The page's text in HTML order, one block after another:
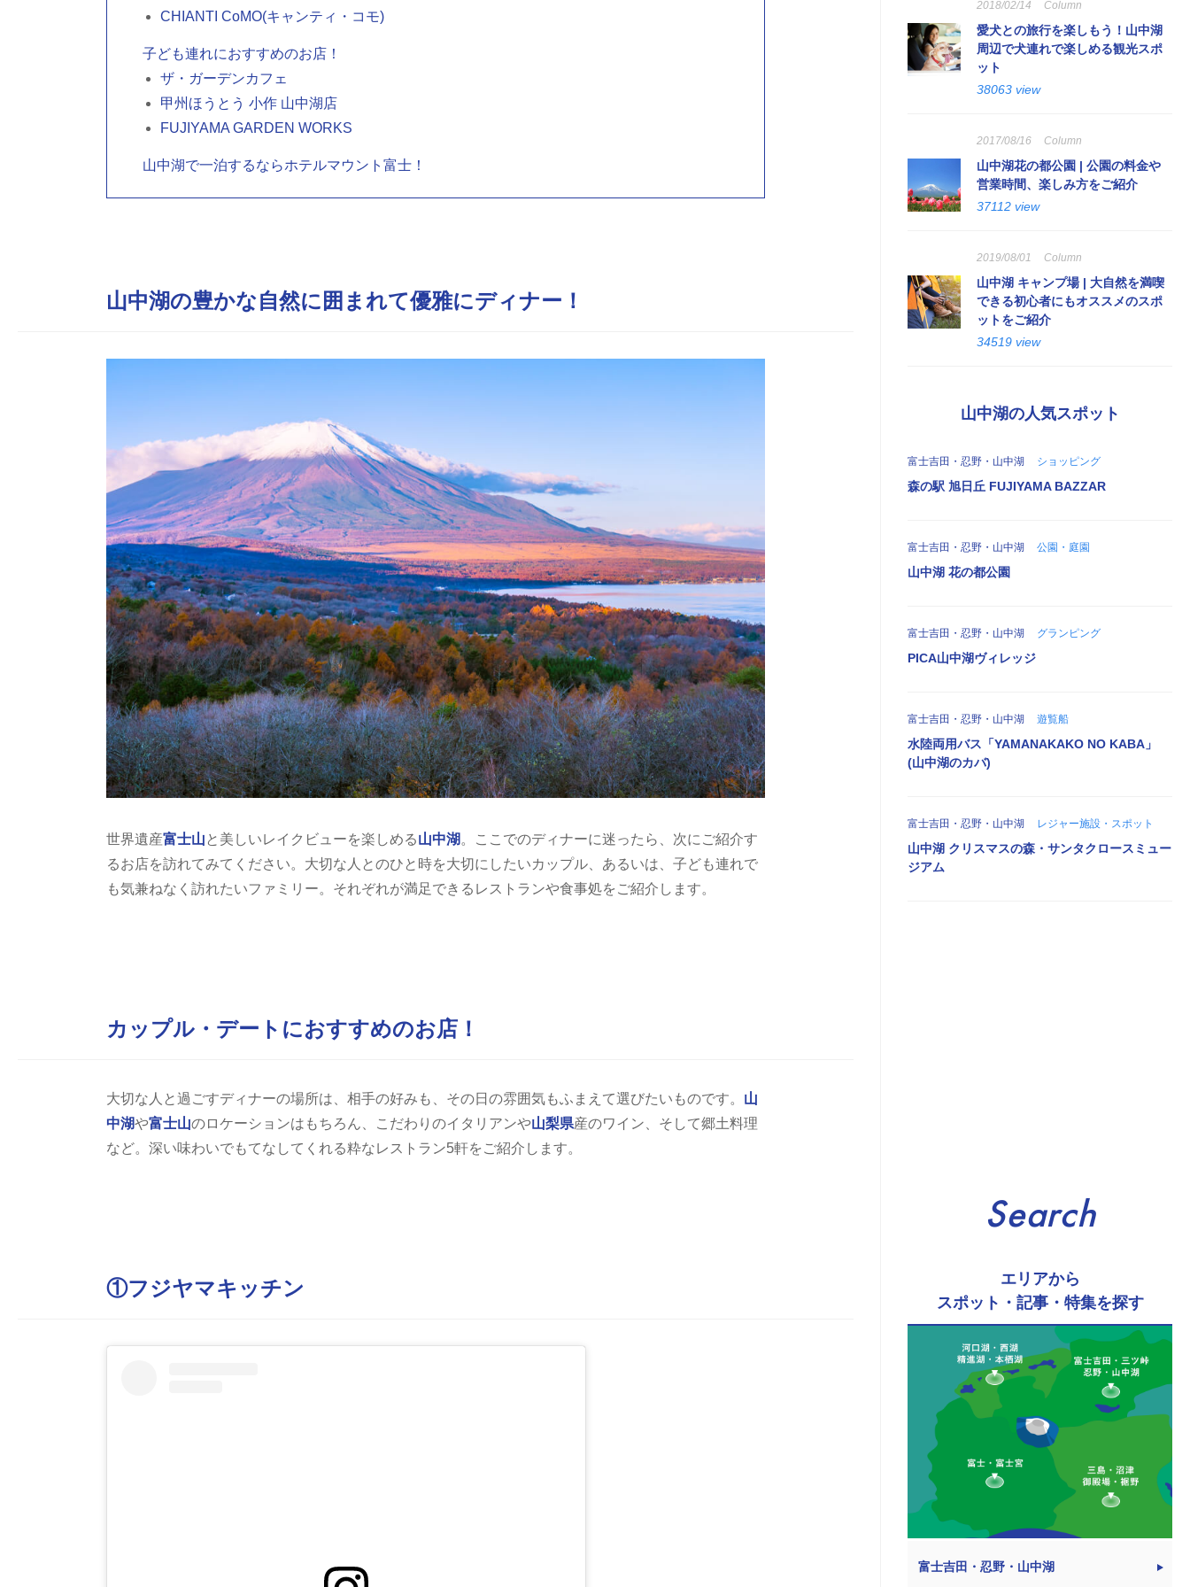
CHIANTI CoMO(キャンティ・コモ)
子ども連れにおすすめのお店！
ザ・ガーデンカフェ
甲州ほうとう 小作 山中湖店
FUJIYAMA GARDEN WORKS
山中湖で一泊するならホテルマウント富士！
山中湖の豊かな自然に囲まれて優雅にディナー！
世界遺産富士山 と美しいレイクビューを楽しめる山中湖。ここでのディナーに迷ったら、次にご紹介す
るお店を訪れてみてください。大切な人とのひと時を大切にしたいカップル、あるいは、子ども連れで
も気兼ねなく訪れたいファミリー。それぞれが満足できるレストランや食事処をご紹介します。
カップル・デートにおすすめのお店！
大切な人と過ごすディナーの場所は、相手の好みも、その日の雰囲気もふまえて選びたいものです。 山
中湖や富士山のロケーションはもちろん、こだわりのイタリアンや山梨県産のワイン、そして郷土料理
など。深い味わいでもてなしてくれる粋なレストラン5軒をご紹介します。
①フジヤマキッチン
2018/02/14 Column
愛犬との旅行を楽しもう！山中湖
周辺で犬連れで楽しめる観光スポ
ット
38063 view
2017/08/16 Column
山中湖花の都公園 | 公園の料金や
営業時間、楽しみ方をご紹介
37112 view
2019/08/01 Column
山中湖 キャンプ場 | 大自然を満喫
できる初心者にもオススメのスポ
ットをご紹介
34519 view
山中湖の人気スポット
富士吉田・忍野・山中湖 ショッピング
森の駅 旭日丘 FUJIYAMA BAZZAR
富士吉田・忍野・山中湖 公園・庭園
山中湖 花の都公園
富士吉田・忍野・山中湖 グランピング
PICA山中湖ヴィレッジ
富士吉田・忍野・山中湖 遊覧船
水陸両用バス「YAMANAKAKO NO KABA」
(山中湖のカバ)
富士吉田・忍野・山中湖 レジャー施設・スポット
山中湖 クリスマスの森・サンタクロースミュー
ジアム
Search
エリアから
スポット・記事・特集を探す
富士吉田・忍野・山中湖